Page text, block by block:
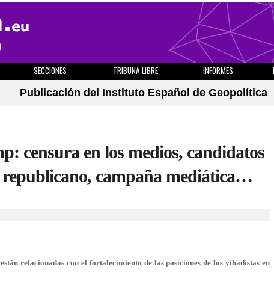
SECCIONES TRIBUNA LIBRE INFORMES
Publicación del Instituto Español de Geopolítica
censura en los medios, candidatos
campaña mediática…
relacionadas con el fortalecimiento de las posiciones de los yihadistas en